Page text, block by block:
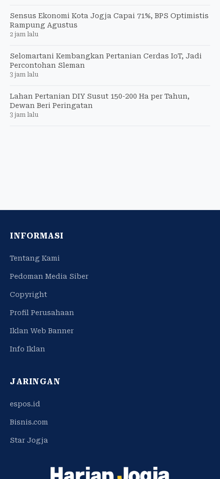
Sensus Ekonomi Kota Jogja Capai 71%, BPS Optimistis
Rampung Agustus
2 jam lalu
Selomartani Kembangkan Pertanian Cerdas IoT, Jadi
Percontohan Sleman
3 jam lalu
Lahan Pertanian DIY Susut 150-200 Ha per Tahun,
Dewan Beri Peringatan
3 jam lalu
INFORMASI
Tentang Kami
Pedoman Media Siber
Copyright
Profil Perusahaan
Iklan Web Banner
Info Iklan
JARINGAN
espos.id
Bisnis.com
Star Jogja